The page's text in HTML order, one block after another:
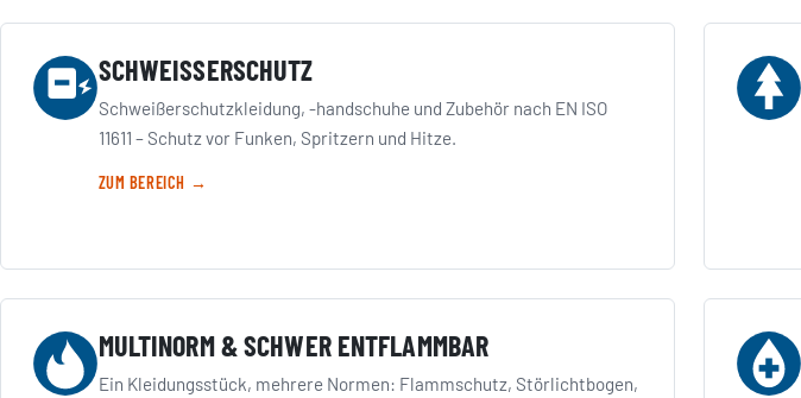
SCHWEISSERSCHUTZ
Schweißerschutzkleidung, -handschuhe und Zubehör nach EN ISO
11611 – Schutz vor Funken, Spritzern und Hitze.
ZUM BEREICH →
MULTINORM & SCHWER ENTFLAMMBAR
Ein Kleidungsstück, mehrere Normen: Flammschutz, Störlichtbogen,